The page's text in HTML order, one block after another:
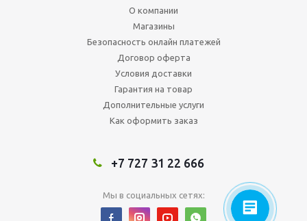
О компании
Магазины
Безопасность онлайн платежей
Договор оферта
Условия доставки
Гарантия на товар
Дополнительные услуги
Как оформить заказ
+7 727 31 22 666
Мы в социальных сетях: